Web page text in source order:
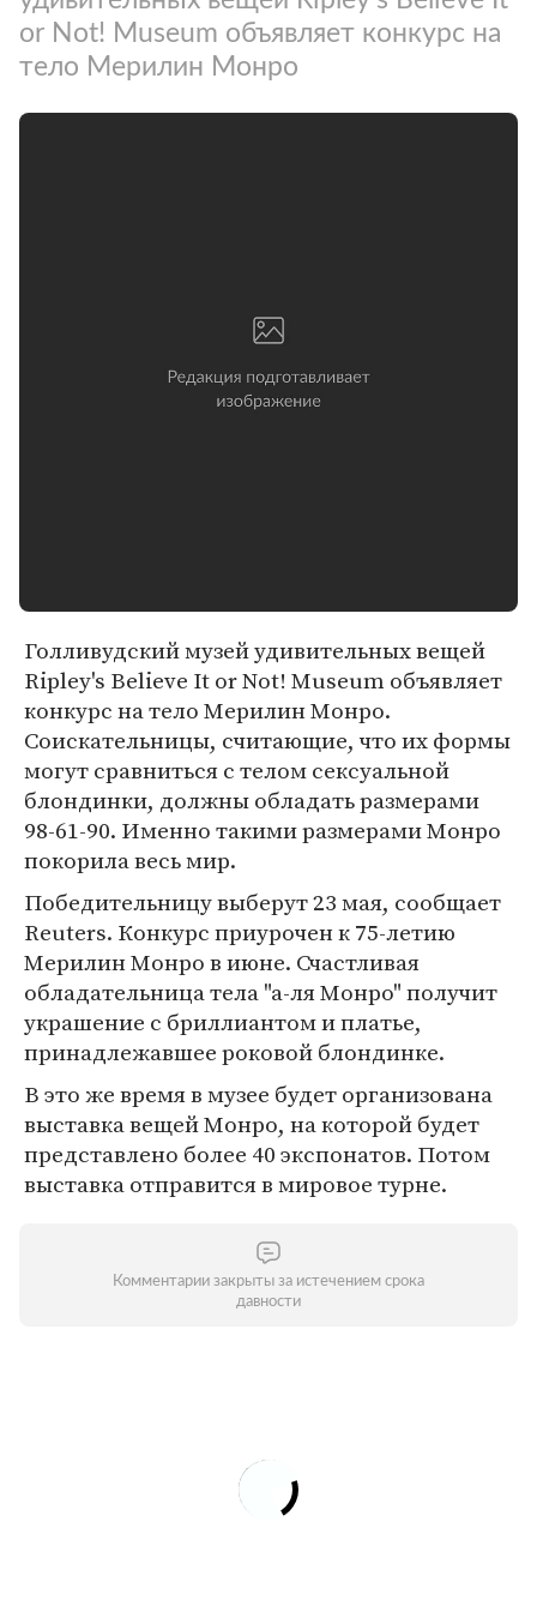
or Not! Museum объявляет конкурс на
тело Мерилин Монро
Голливудский музей удивительных вещей
Ripley's Believe It or Not! Museum объявляет
конкурс на тело Мерилин Монро.
Соискательницы, считающие, что их формы
могут сравниться с телом сексуальной
блондинки, должны обладать размерами
98-61-90. Именно такими размерами Монро
покорила весь мир.
Победительницу выберут 23 мая, сообщает
Reuters. Конкурс приурочен к 75-летию
Мерилин Монро в июне. Счастливая
обладательница тела "а-ля Монро" получит
украшение с бриллиантом и платье,
принадлежавшее роковой блондинке.
В это же время в музее будет организована
выставка вещей Монро, на которой будет
представлено более 40 экспонатов. Потом
выставка отправится в мировое турне.
Комментарии закрыты за истечением срока
давности